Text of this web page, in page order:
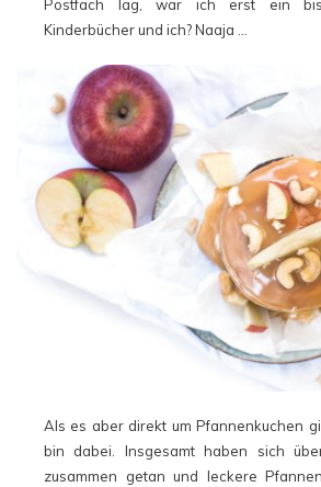
Postfach lag, war ich erst ein
Kinderbücher und ich? Naaja …
Als es aber direkt um Pfannenkuchen
bin dabei. Insgesamt haben sich
zusammen getan und leckere